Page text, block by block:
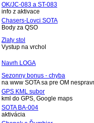
OK/JC-083 a ST-083
info z aktivace
Chasers-Lovci SOTA
Body za QSO
Zlaty stol
Vystup na vrchol
Navrh LOGA
Sezonny bonus - chyba
na www SOTA sa pre OM
GPS KML subor
kml do GPS, Google maps
SOTA BA-004
aktivácia